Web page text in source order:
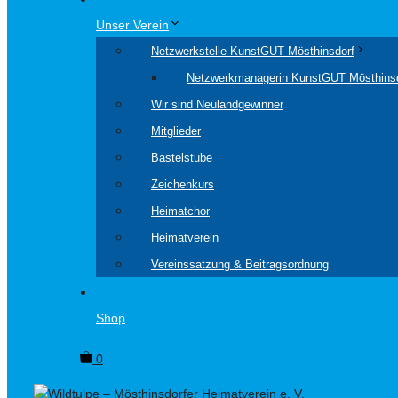
Unser Verein
Netzwerkstelle KunstGUT Mösthinsdorf
Netzwerkmanagerin KunstGUT
Wir sind Neulandgewinner
Mitglieder
Bastelstube
Zeichenkurs
Heimatchor
Heimatverein
Vereinssatzung & Beitragsordnung
Shop
0